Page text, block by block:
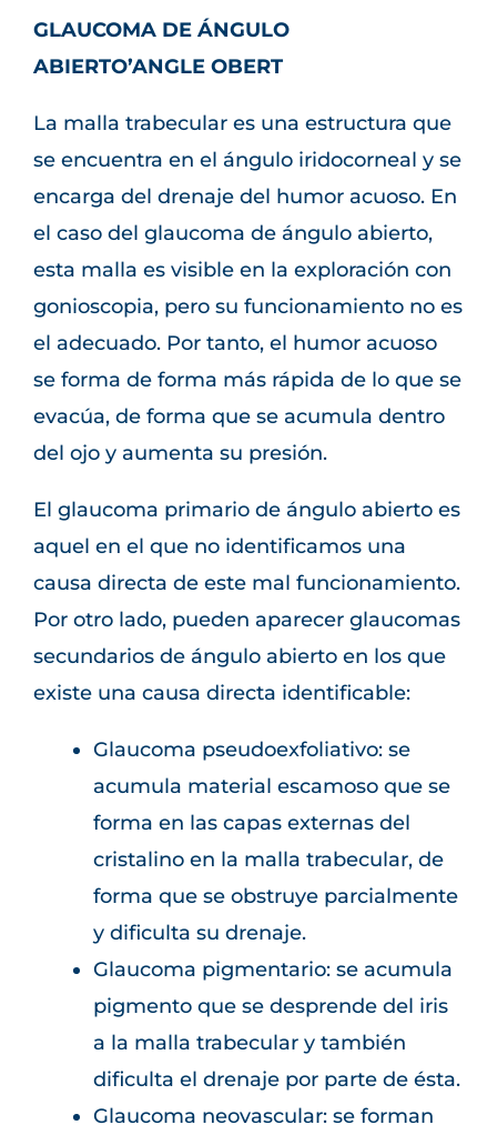
GLAUCOMA DE ÁNGULO
ABIERTO’ANGLE OBERT
La malla trabecular es una estructura que
se encuentra en el ángulo iridocorneal y se
encarga del drenaje del humor acuoso. En
el caso del glaucoma de ángulo abierto,
esta malla es visible en la exploración con
gonioscopia, pero su funcionamiento no es
el adecuado. Por tanto, el humor acuoso
se forma de forma más rápida de lo que se
evacúa, de forma que se acumula dentro
del ojo y aumenta su presión.
El glaucoma primario de ángulo abierto es
aquel en el que no identificamos una
causa directa de este mal funcionamiento.
Por otro lado, pueden aparecer glaucomas
secundarios de ángulo abierto en los que
existe una causa directa identificable:
Glaucoma pseudoexfoliativo: se
acumula material escamoso que se
forma en las capas externas del
cristalino en la malla trabecular, de
forma que se obstruye parcialmente
y dificulta su drenaje.
Glaucoma pigmentario: se acumula
pigmento que se desprende del iris
a la malla trabecular y también
dificulta el drenaje por parte de ésta.
Glaucoma neovascular: se forman